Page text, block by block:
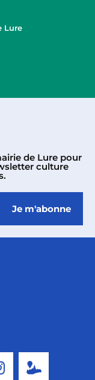
Lure
de Lure pour
culture
Je m'abonne